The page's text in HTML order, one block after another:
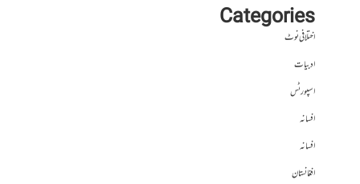
Categories
اختلافی نوٹ
ادبیات
اسپورٹس
افسانہ
افسانہ
افغانستان